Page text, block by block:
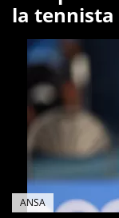
la tennista
ANSA